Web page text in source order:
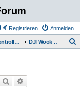
Anmelden
Registrieren
Flug Kontroller ( FC ) DJI Wookong
Suche